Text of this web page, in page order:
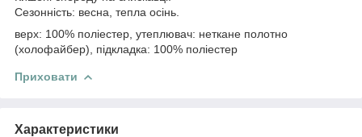
Сезонність: весна, тепла осінь.
верх: 100% поліестер, утеплювач: неткане полотно
(холофайбер), підкладка: 100% поліестер
Приховати
Характеристики